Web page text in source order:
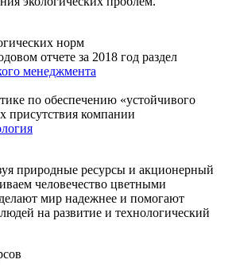
норм
отчете за 2018 год раздел
менеджмента
по обеспечению «устойчивого
присутствия компании
природные ресурсы и акционерный
человечество цветными
мир надежнее и помогают
на развитие и технологический